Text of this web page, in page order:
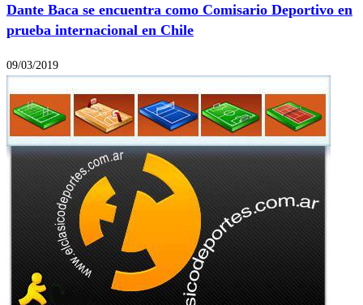
Dante Baca se encuentra como Comisario Deportivo en
prueba internacional en Chile
09/03/2019